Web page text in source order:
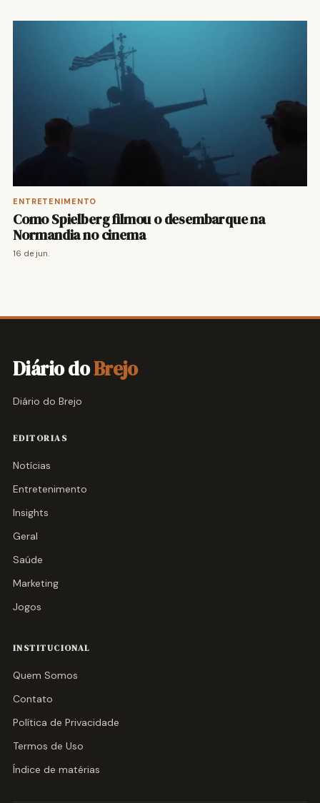
ENTRETENIMENTO
Como Spielberg filmou o desembarque na
Normandia no cinema
16 de jun.
Diário doBrejo
Diário do Brejo
EDITORIAS
Notícias
Entretenimento
Insights
Geral
Saúde
Marketing
Jogos
INSTITUCIONAL
Quem Somos
Contato
Política de Privacidade
Termos de Uso
Índice de matérias